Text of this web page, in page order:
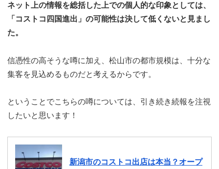
ネット上の情報を総括した上での個人的な印象としては、
「コストコ四国進出」の可能性は決して低くないと見まし
た。
信憑性の高そうな噂に加え、松山市の都市規模は、十分な
集客を見込めるものだと考えるからです。
ということでこちらの噂については、引き続き続報を注視
したいと思います！
新潟市のコストコ出店は本当？オープ